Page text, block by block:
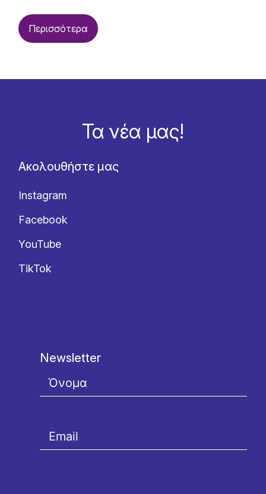
Περισσότερα
Τα νέα μας!
Ακολουθήστε μας
Instagram
Facebook
YouTube
TikTok
Newsletter